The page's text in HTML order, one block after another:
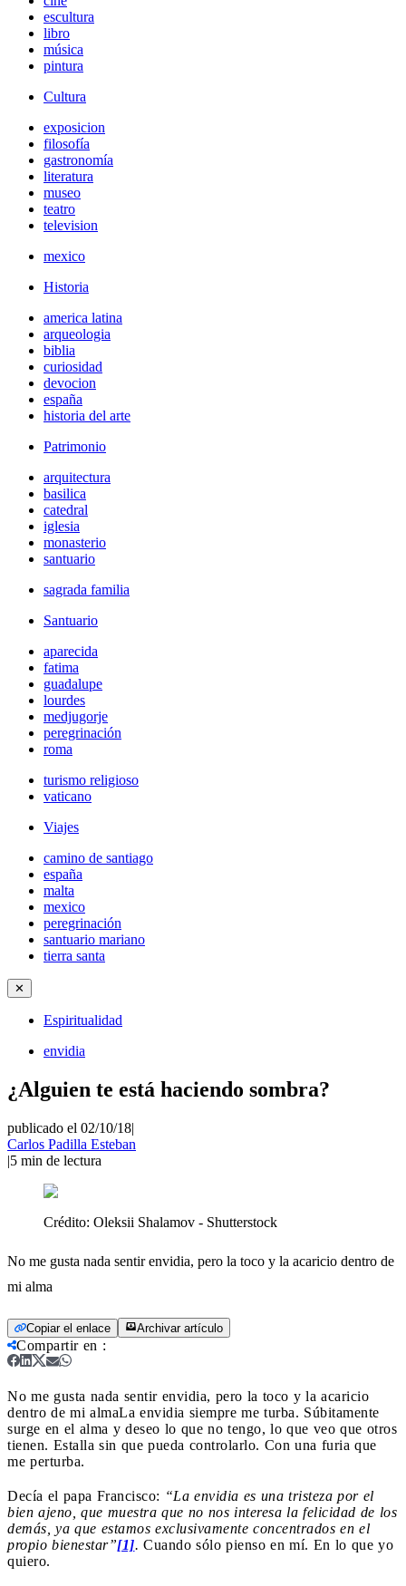
escultura
libro
música
pintura
Cultura
exposicion
filosofía
gastronomía
literatura
museo
teatro
television
mexico
Historia
america latina
arqueologia
biblia
curiosidad
devocion
españa
historia del arte
Patrimonio
arquitectura
basilica
catedral
iglesia
monasterio
santuario
sagrada familia
Santuario
aparecida
fatima
guadalupe
lourdes
medjugorje
peregrinación
roma
turismo religioso
vaticano
Viajes
camino de santiago
españa
malta
mexico
peregrinación
santuario mariano
tierra santa
✕
Espiritualidad
envidia
¿Alguien te está haciendo sombra?
publicado el 02/10/18|
Carlos Padilla Esteban
|5 min de lectura
Crédito: Oleksii Shalamov - Shutterstock
No me gusta nada sentir envidia, pero la toco y la acaricio dentro de
mi alma
Copiar el enlace Archivar artículo
Compartir en :
No me gusta nada sentir envidia, pero la toco y la acaricio
dentro de mi almaLa envidia siempre me turba. Súbitamente
surge en el alma y deseo lo que no tengo, lo que veo que otros
tienen. Estalla sin que pueda controlarlo. Con una furia que
me perturba.
Decía el papa Francisco: “La envidia es una tristeza por el
bien ajeno, que muestra que no nos interesa la felicidad de los
demás, ya que estamos exclusivamente concentrados en el
propio bienestar”[1]. Cuando sólo pienso en mí. En lo que yo
quiero.